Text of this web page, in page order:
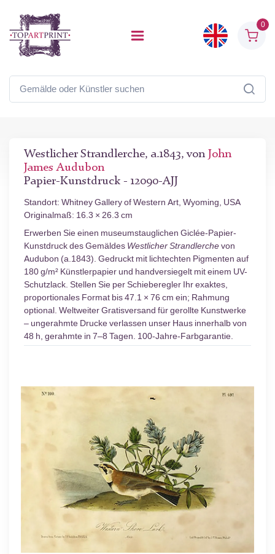
0
Westlicher Strandlerche, a.1843, von John
James Audubon
Papier-Kunstdruck - 12090-AJJ
Standort: Whitney Gallery of Western Art, Wyoming, USA
Originalmaß: 16.3 × 26.3 cm
Erwerben Sie einen museumstauglichen Giclée-Papier-
Kunstdruck des Gemäldes Westlicher Strandlerchevon
Audubon (a.1843). Gedruckt mit lichtechten Pigmenten auf
180 g/m² Künstlerpapier und handversiegelt mit einem UV-
Schutzlack. Stellen Sie per Schieberegler Ihr exaktes,
proportionales Format bis 47.1 × 76 cm ein; Rahmung
optional. Weltweiter Gratisversand für gerollte Kunstwerke
– ungerahmte Drucke verlassen unser Haus innerhalb von
48 h, gerahmte in 7–8 Tagen. 100-Jahre-Farbgarantie.